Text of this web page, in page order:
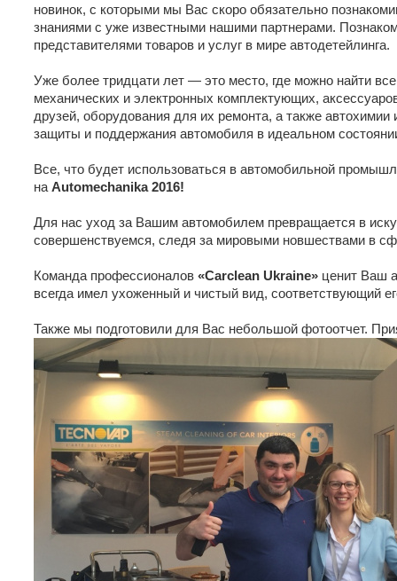
новинок, с которыми мы Вас скоро обязательно
знаниями с уже известными нашими партнерами.
представителями товаров и услуг в мире автодетейлинга.
Уже более тридцати лет — это место, где можно найти
механических и электронных комплектующих,
друзей, оборудования для их ремонта, а также автохимии
защиты и поддержания автомобиля в идеальном
Все, что будет использоваться в автомобильной
на Automechanika 2016!
Для нас уход за Вашим автомобилем превращается в
совершенствуемся, следя за мировыми новшествами в
Команда профессионалов «Carclean Ukraine» ценит Ваш
всегда имел ухоженный и чистый вид, соответствующий
Также мы подготовили для Вас небольшой фотоотчет.